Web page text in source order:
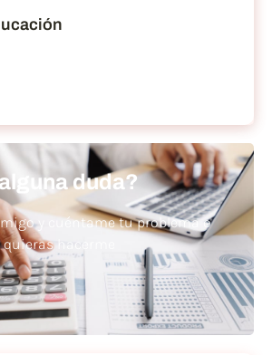
duda?
y cuéntame tu problema o
hacerme